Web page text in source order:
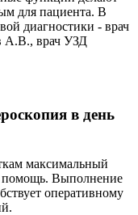
для пациента. В
диагностики - врач
А.В., врач УЗД
в день
максимальный
Выполнение
оперативному